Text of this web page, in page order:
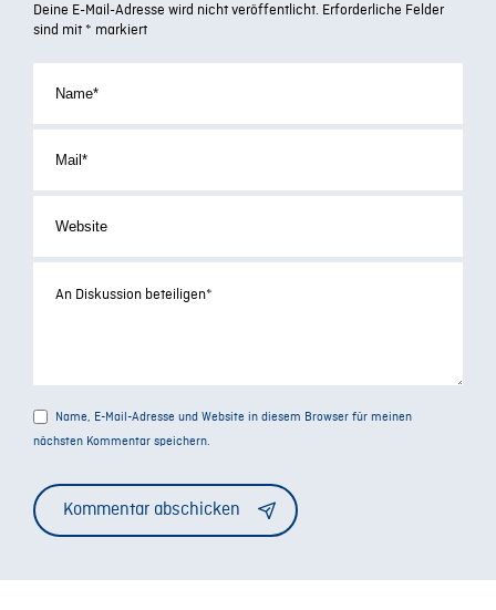
Deine E-Mail-Adresse wird nicht veröffentlicht. Erforderliche Felder
sind mit * markiert
Name, E-Mail-Adresse und Website in diesem Browser für meinen
nächsten Kommentar speichern.